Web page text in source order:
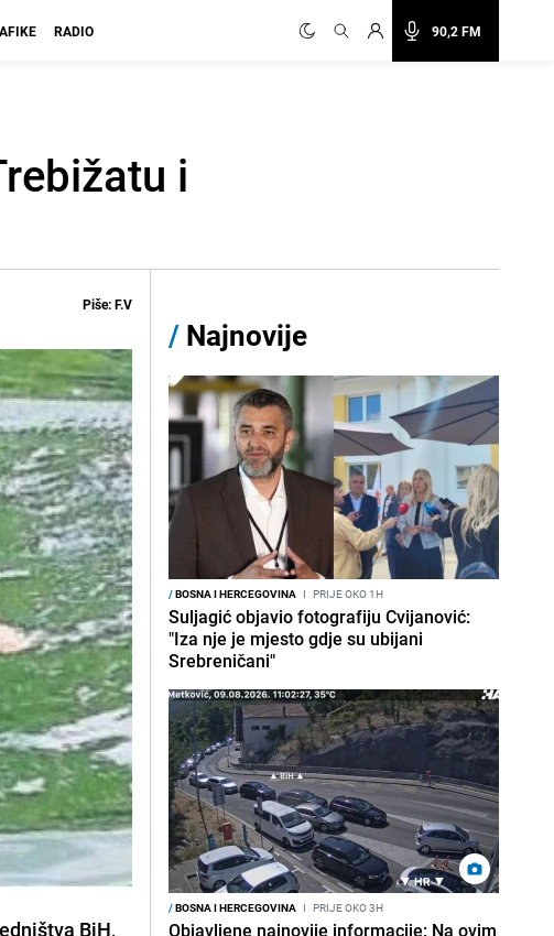
90,2 FM
RADIO
i
Piše: F.V
BiH,
/ Najnovije
/BOSNA I HERCEGOVINA I PRIJE OKO 1H
Suljagić objavio fotografiju Cvijanović:
"Iza nje je mjesto gdje su ubijani
Srebreničani"
/BOSNA I HERCEGOVINA I PRIJE OKO 3H
Objavljene najnovije informacije: Na ovim